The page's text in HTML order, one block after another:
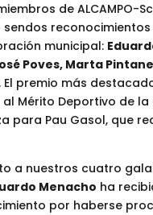
de ALCAMPO-
sendos
municipal:
Poves, Marta
El premio más
al Mérito Deportivo de la
para Pau Gasol, que
a nuestros cuatro
Menacho ha
por haberse